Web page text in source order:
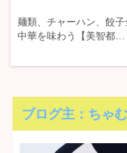
麺類、チャーハン、餃
中華を味わう【美智都…
ブログ主：ちゃ